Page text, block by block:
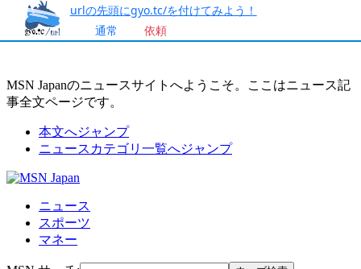
urlの先頭にgyo.tc/を付けてみよう！
通常
依頼